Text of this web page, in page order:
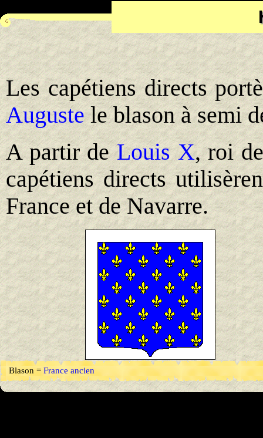
Les capétiens directs
Augustele blason à semi
A partir deLouis X, roi
capétiens directs
France et de Navarre.
Blason = France ancien